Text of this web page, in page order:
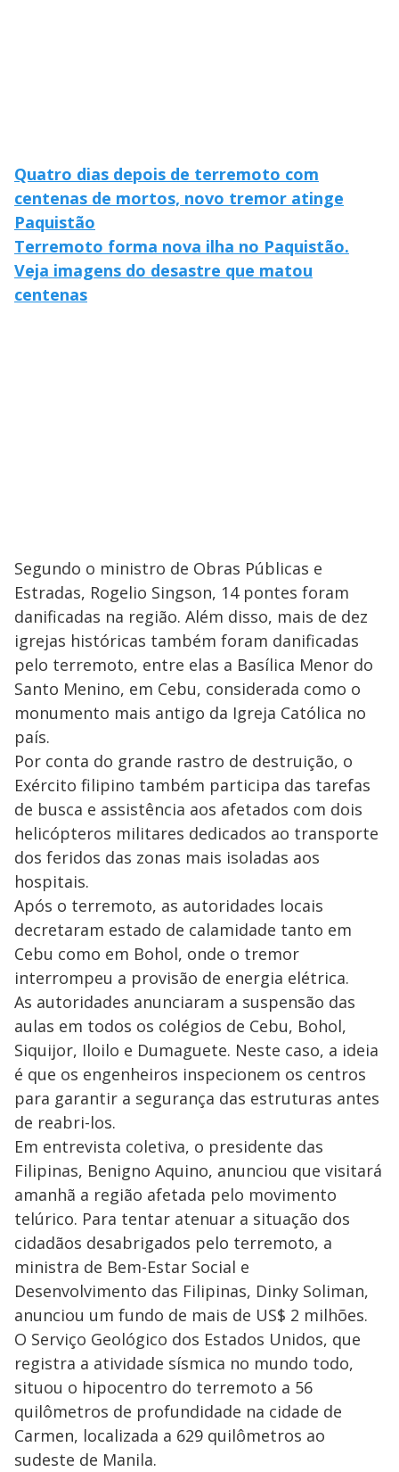
Quatro dias depois de terremoto com
centenas de mortos, novo tremor atinge
Paquistão
Terremoto forma nova ilha no Paquistão.
Veja imagens do desastre que matou
centenas
Segundo o ministro de Obras Públicas e
Estradas, Rogelio Singson, 14 pontes foram
danificadas na região. Além disso, mais de dez
igrejas históricas também foram danificadas
pelo terremoto, entre elas a Basílica Menor do
Santo Menino, em Cebu, considerada como o
monumento mais antigo da Igreja Católica no
país.
Por conta do grande rastro de destruição, o
Exército filipino também participa das tarefas
de busca e assistência aos afetados com dois
helicópteros militares dedicados ao transporte
dos feridos das zonas mais isoladas aos
hospitais.
Após o terremoto, as autoridades locais
decretaram estado de calamidade tanto em
Cebu como em Bohol, onde o tremor
interrompeu a provisão de energia elétrica.
As autoridades anunciaram a suspensão das
aulas em todos os colégios de Cebu, Bohol,
Siquijor, Iloilo e Dumaguete. Neste caso, a ideia
é que os engenheiros inspecionem os centros
para garantir a segurança das estruturas antes
de reabri-los.
Em entrevista coletiva, o presidente das
Filipinas, Benigno Aquino, anunciou que visitará
amanhã a região afetada pelo movimento
telúrico. Para tentar atenuar a situação dos
cidadãos desabrigados pelo terremoto, a
ministra de Bem-Estar Social e
Desenvolvimento das Filipinas, Dinky Soliman,
anunciou um fundo de mais de US$ 2 milhões.
O Serviço Geológico dos Estados Unidos, que
registra a atividade sísmica no mundo todo,
situou o hipocentro do terremoto a 56
quilômetros de profundidade na cidade de
Carmen, localizada a 629 quilômetros ao
sudeste de Manila.